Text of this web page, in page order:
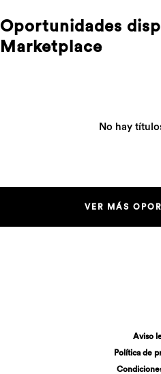
Oportunidades
Marketplace
No hay
VER MÁS
Aviso
Política de